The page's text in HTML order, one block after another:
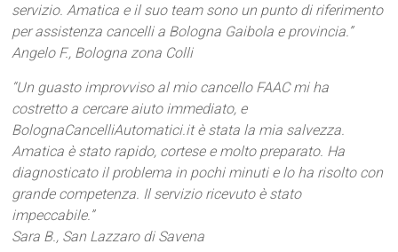
servizio. Amatica e il suo team sono un punto di riferimento
per assistenza cancelli a Bologna Gaibola e provincia.”
Angelo F., Bologna zona Colli
“Un guasto improvviso al mio cancello FAAC mi ha
costretto a cercare aiuto immediato, e
BolognaCancelliAutomatici.it è stata la mia salvezza.
Amatica è stato rapido, cortese e molto preparato. Ha
diagnosticato il problema in pochi minuti e lo ha risolto con
grande competenza. Il servizio ricevuto è stato
impeccabile.”
Sara B., San Lazzaro di Savena